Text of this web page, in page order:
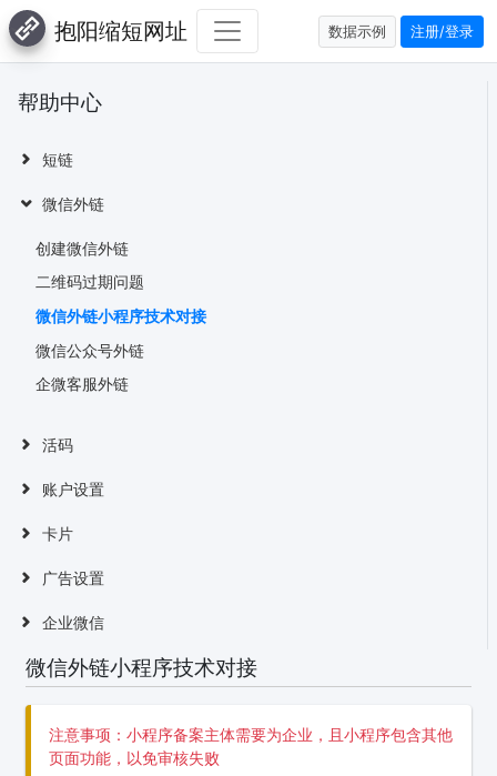
抱阳缩短网址 数据示例 注册/登录
帮助中心
短链
微信外链
创建微信外链
二维码过期问题
微信外链小程序技术对接
微信公众号外链
企微客服外链
活码
账户设置
卡片
广告设置
企业微信
微信外链小程序技术对接
注意事项：小程序备案主体需要为企业，且小程序包含其他
页面功能，以免审核失败